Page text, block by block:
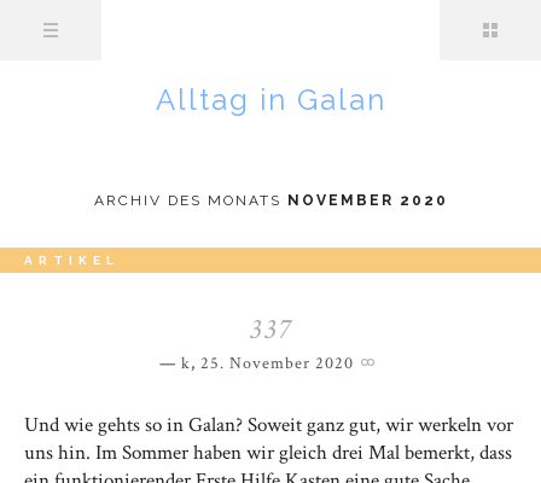
Alltag in Galan
ARCHIV DES MONATS NOVEMBER 2020
ARTIKEL
337
k, 25. November 2020
Und wie gehts so in Galan? Soweit ganz gut, wir werkeln vor
uns hin. Im Sommer haben wir gleich drei Mal bemerkt, dass